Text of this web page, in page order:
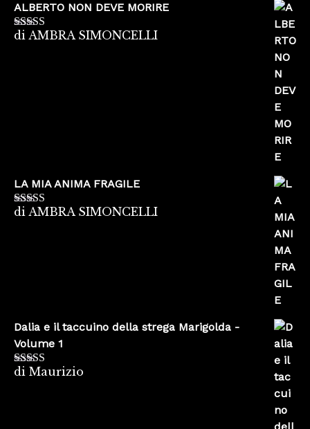
ALBERTO NON DEVE MORIRE
Valutato5su
di AMBRA SIMONCELLI
LA MIA ANIMA FRAGILE
Valutato5su
di AMBRA SIMONCELLI
Dalia e il taccuino della strega Marigolda -
Volume 1
Valutato4
di Maurizio